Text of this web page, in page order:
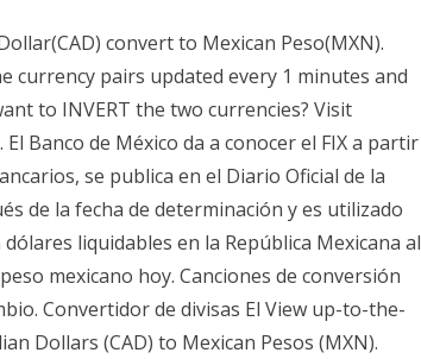
convert to Mexican Peso(MXN).
currency pairs updated every 1 minutes and
to INVERT the two currencies? Visit
Banco de México da a conocer el FIX a partir
se publica en el Diario Oficial de la
de la fecha de determinación y es utilizado
liquidables en la República Mexicana al
mexicano hoy. Canciones de conversión
Convertidor de divisas El View up-to-the-
Dollars (CAD) to Mexican Pesos (MXN).